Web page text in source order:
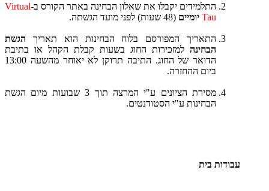
התלמידים יקבלו את שאלון הבחינה באתר הקורס ב-Virtual
Tau יומיים (48 שעות) לפני מועד הגשתה.
התאריך המפורסם בלוח הבחינות הוא תאריך הגשת
הבחינה למזכירות החוג בשעות קבלת הקהל או בתיבת
הדואר של החוג. התיבה תרוקן לא יאוחר מהשעה 13:00
ביום ההחזרה.
מסירת הציונים ע"י המרצה תוך 3 שבועות מיום הגשת
הבחינות ע"י הסטודנטים.
עבודות בית